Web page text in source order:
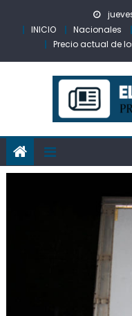
INICIO
Nacionales
Precio actual de